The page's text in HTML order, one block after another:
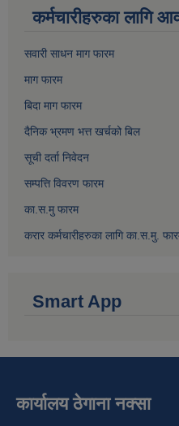
कर्मचारीहरुका लागि
सवारी साधन माग फारम
माग फारम
बिदा माग फारम
दैनिक भ्रमण भत्त खर्चको बिल
सूची दर्ता निवेदन
सम्पत्ति विवरण फारम
का.स.मु फारम
करार कर्मचारीहरुका लागि का.स.मु.
Smart App
कार्यालय ठेगाना नक्सा